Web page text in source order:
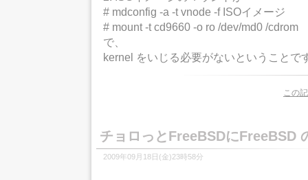
# mdconfig -a -t vnode -f ISOイメージ
# mount -t cd9660 -o ro /dev/md0 /cdrom
で、
kernel をいじる必要がないということで
この
チョロっとFreeBSDにFreeBSD
2009年09月18日(金)23時58分